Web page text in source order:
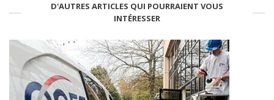
D'AUTRES ARTICLES QUI POURRAIENT VOUS
INTÉRESSER